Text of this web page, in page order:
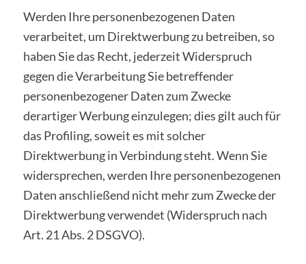
Werden Ihre personenbezogenen Daten
verarbeitet, um Direktwerbung zu betreiben, so
haben Sie das Recht, jederzeit Widerspruch
gegen die Verarbeitung Sie betreffender
personenbezogener Daten zum Zwecke
derartiger Werbung einzulegen; dies gilt auch für
das Profiling, soweit es mit solcher
Direktwerbung in Verbindung steht. Wenn Sie
widersprechen, werden Ihre personenbezogenen
Daten anschließend nicht mehr zum Zwecke der
Direktwerbung verwendet (Widerspruch nach
Art. 21 Abs. 2 DSGVO).